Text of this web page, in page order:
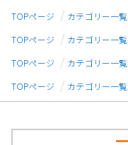
TOPページ
カテゴリー一覧
TOPページ
カテゴリー一覧
TOPページ
カテゴリー一覧
TOPページ
カテゴリー一覧